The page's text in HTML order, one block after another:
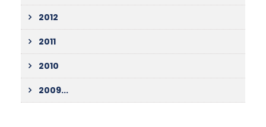
2012
2011
2010
2009...